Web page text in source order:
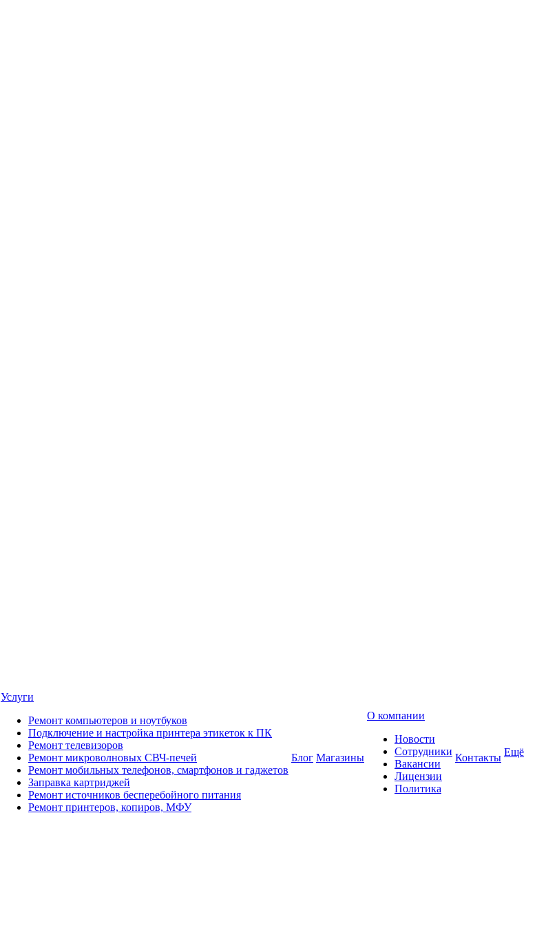
Услуги
Ремонт компьютеров и ноутбуков
Подключение и настройка принтера этикеток к ПК
Ремонт телевизоров
Ремонт микроволновых СВЧ-печей
Ремонт мобильных телефонов, смартфонов и гаджетов
Заправка картриджей
Ремонт источников бесперебойного питания
Ремонт принтеров, копиров, МФУ
Блог Магазины
О компании
Новости
Сотрудники
Вакансии
Лицензии
Политика
Контакты Ещё